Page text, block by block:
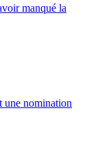
manqué la
nomination